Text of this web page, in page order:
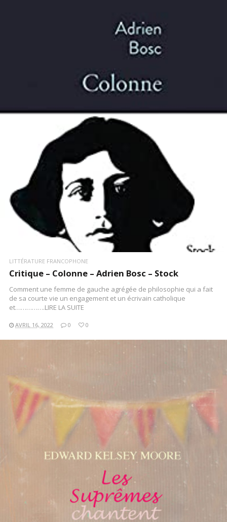
LITTÉRATURE FRANCOPHONE
Critique – Colonne – Adrien Bosc – Stock
Comment une femme de gauche agrégée de philosophie qui a fait
de sa courte vie un engagement et un écrivain catholique
et…………….LIRE LA SUITE
AVRIL 16, 2022 0 0